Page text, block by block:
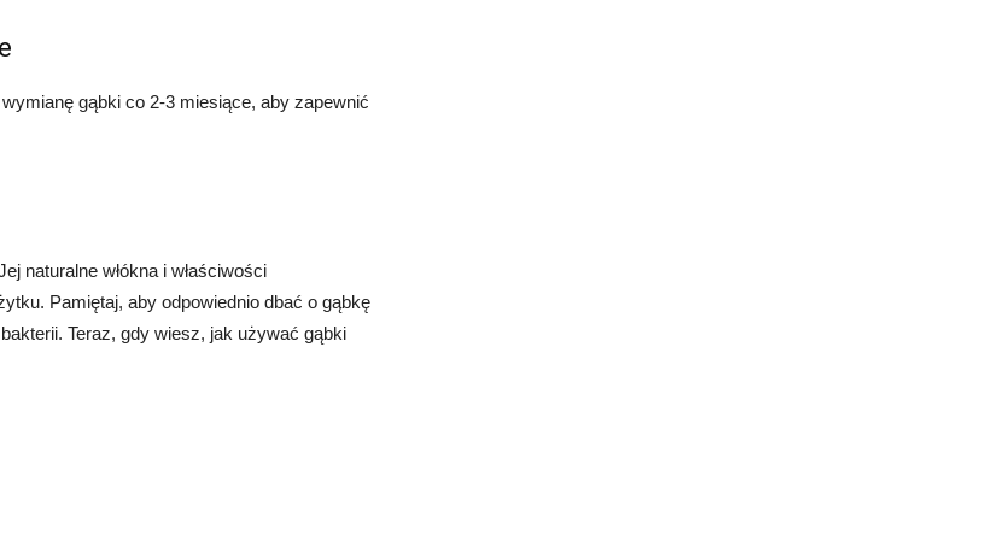
gąbki co 2-3 miesiące, aby zapewnić
naturalne włókna i właściwości
Pamiętaj, aby odpowiednio dbać o gąbkę
Teraz, gdy wiesz, jak używać gąbki